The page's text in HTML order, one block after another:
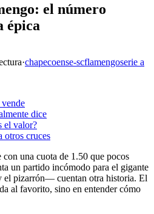
el número
épica
·chapecoense-scflamengoserie a
dice
el valor?
otros cruces
una cuota de 1.50 que pocos
un partido incómodo para el gigante
pizarrón— cuentan otra historia. El
al favorito, sino en entender cómo